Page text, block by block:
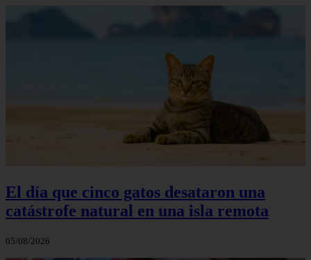
El día que cinco gatos desataron una
catástrofe natural en una isla remota
05/08/2026